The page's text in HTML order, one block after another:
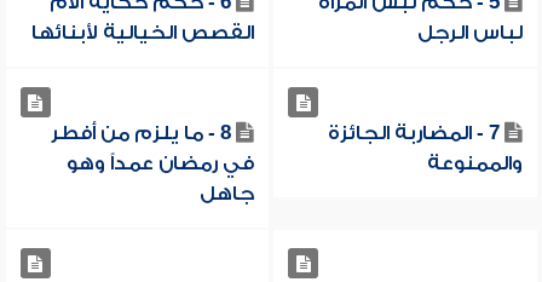
لباس الرجل
القصص الخيالية لأبنائها
7 - المضاربة الجائزة
والممنوعة
8 - ما يلزم من أفطر
في رمضان عمداً وهو
جاهل